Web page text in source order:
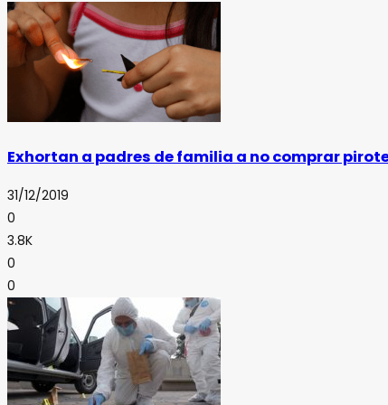
Exhortan a padres de familia a no comprar
31/12/2019
0
3.8K
0
0